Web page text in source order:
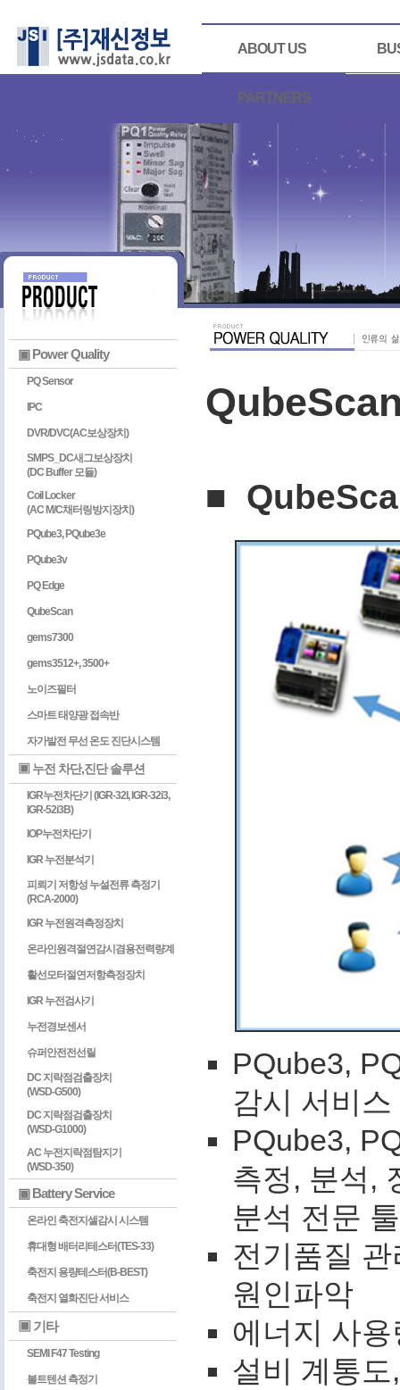
ABOUT US
PARTNERS
▣ Power Quality
PQ Sensor
IPC
DVR/DVC(AC보상장치)
SMPS_DC새그보상장치
(DC Buffer 모듈)
Coil Locker
(AC M/C채터링방지장치)
PQube3, PQube3e
PQube3v
PQ Edge
QubeScan
gems7300
gems3512+, 3500+
노이즈필터
스마트 태양광 접속반
자가발전 무선 온도 진단시스템
▣ 누전 차단,진단 솔루션
IGR누전차단기 (IGR-32I, IGR-32i3,
IGR-52i3B)
IOP누전차단기
IGR 누전분석기
피뢰기 저항성 누설전류 측정기
(RCA-2000)
IGR 누전원격측정장치
온라인원격절연감시겸용전력량계
활선모터절연저항측정장치
IGR 누전검사기
누전경보센서
슈퍼안전전선릴
DC 지락점검출장치
(WSD-G500)
DC 지락점검출장치
(WSD-G1000)
AC 누전지락점탐지기
(WSD-350)
▣ Battery Service
온라인 축전지셀감시 시스템
휴대형 배터리테스터(TES-33)
축전지 용량테스터(B-BEST)
축전지 열화진단 서비스
▣ 기타
SEMI F47 Testing
볼트텐션 측정기
■
PQube3,
감시 서비
PQube3,
측정, 분석,
분석 전문
전기품질
원인파악
에너지 사
설비 계통